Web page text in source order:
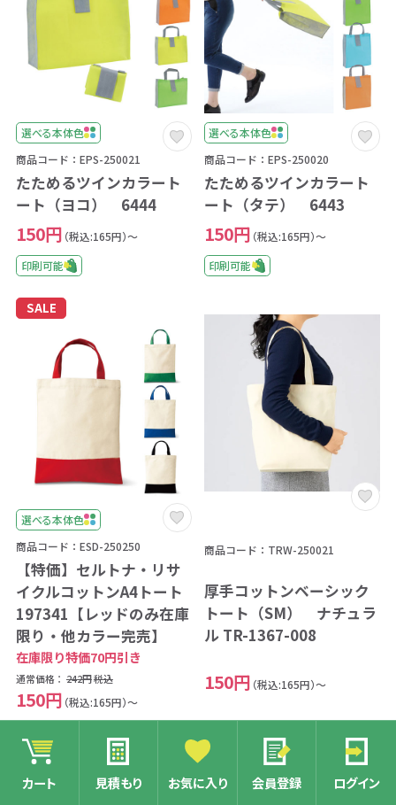
カート 見積もり お気に入り 会員登録 ログイン
選べる本体色
商品コード：EPS-250021
たためるツインカラート
ート（ヨコ） 6444
150円 （税込:165円）～
印刷可能
選べる本体色
商品コード：EPS-250020
たためるツインカラート
ート（タテ） 6443
150円 （税込:165円）～
印刷可能
SALE
選べる本体色
商品コード：ESD-250250
【特価】セルトナ・リサ
イクルコットンA4トート
197341【レッドのみ在庫
限り・他カラー完売】
在庫限り特価70円引き
通常価格： 242円税込
150円 （税込:165円）～
商品コード：TRW-250021
厚手コットンベーシック
トート（SM） ナチュラ
ル TR-1367-008
150円 （税込:165円）～